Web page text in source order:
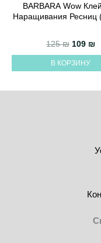
BARBARA Wow
Наращивания Ресниц
125₪ 109 ₪
В КОРЗИНУ